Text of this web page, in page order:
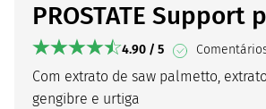
PROSTATE Support
4.90 / 5
Com extrato de saw palmetto,
gengibre e urtiga